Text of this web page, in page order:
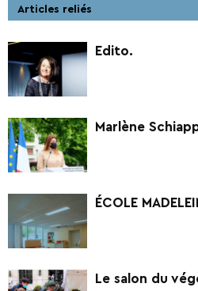
Articles reliés
Edito.
Marlène
ÉCOLE
Le salon du